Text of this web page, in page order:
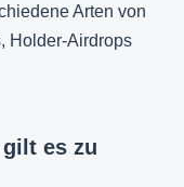
Arten von
Holder-Airdrops
es zu